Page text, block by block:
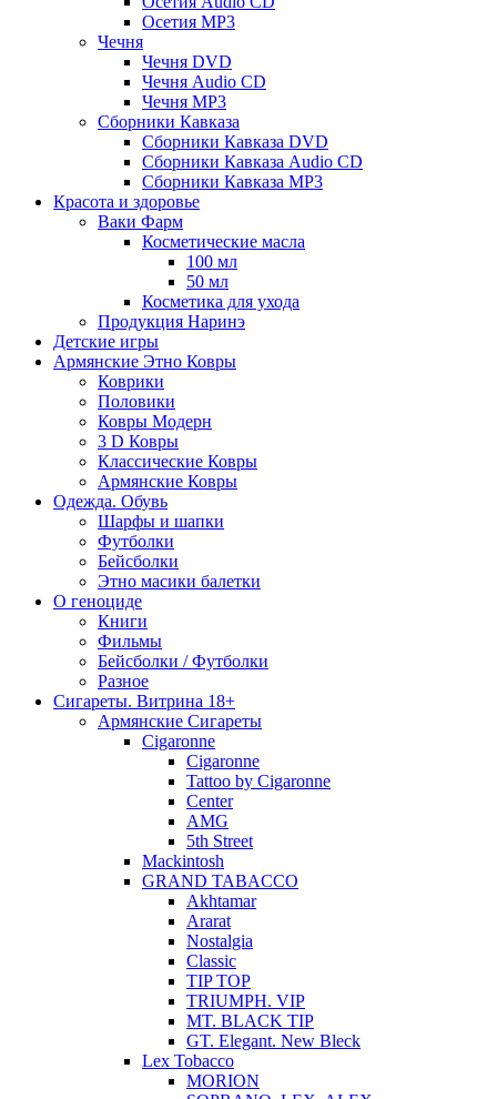
Осетия MP3
Чечня
Чечня DVD
Чечня Audio CD
Чечня MP3
Сборники Кавказа
Сборники Кавказа DVD
Сборники Кавказа Audio CD
Сборники Кавказа MP3
Красота и здоровье
Ваки Фарм
Косметические масла
100 мл
50 мл
Косметика для ухода
Продукция Наринэ
Детские игры
Армянские Этно Ковры
Коврики
Половики
Ковры Модерн
3 D Ковры
Классические Ковры
Армянские Ковры
Одежда. Обувь
Шарфы и шапки
Футболки
Бейсболки
Этно масики балетки
О геноциде
Книги
Фильмы
Бейсболки / Футболки
Разное
Сигареты. Витрина 18+
Армянские Сигареты
Cigaronne
Cigaronne
Tattoo by Cigaronne
Center
AMG
5th Street
Mackintosh
GRAND TABACCO
Akhtamar
Ararat
Nostalgia
Classic
TIP TOP
TRIUMPH. VIP
MT. BLACK TIP
GT. Elegant. New Bleck
Lex Tobacco
MORION